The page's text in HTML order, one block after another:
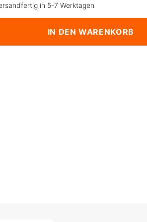
in 5-7 Werktagen
IN DEN WARENKORB